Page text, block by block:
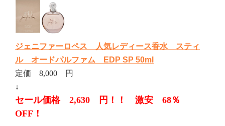
ジェニファーロペス 人気レディース香水 スティ
ル オードパルファム EDP SP 50ml
定価 8,000 円
↓
セール価格 2,630 円！！ 激安 68％
OFF！